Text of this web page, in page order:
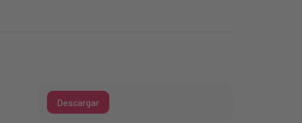
Descargar